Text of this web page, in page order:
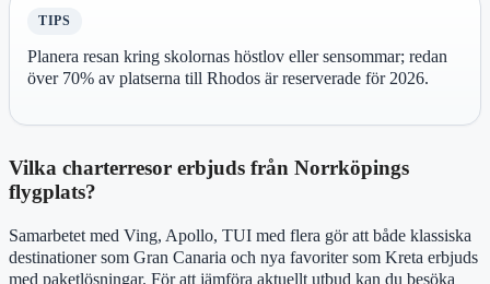
TIPS
Planera resan kring skolornas höstlov eller sensommar; redan
över 70% av platserna till Rhodos är reserverade för 2026.
Vilka charterresor erbjuds från Norrköpings
flygplats?
Samarbetet med Ving, Apollo, TUI med flera gör att både klassiska
destinationer som Gran Canaria och nya favoriter som Kreta erbjuds
med paketlösningar. För att jämföra aktuellt utbud kan du besöka